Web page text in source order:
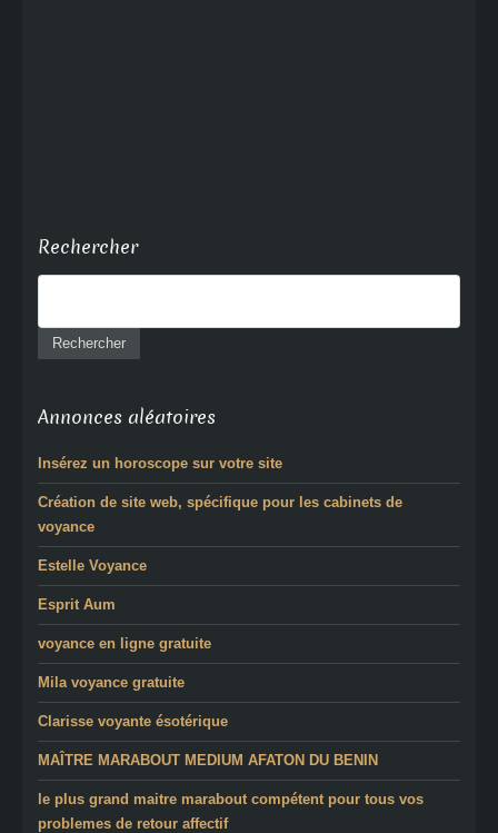
Rechercher
Annonces aléatoires
Insérez un horoscope sur votre site
Création de site web, spécifique pour les cabinets de
voyance
Estelle Voyance
Esprit Aum
voyance en ligne gratuite
Mila voyance gratuite
Clarisse voyante ésotérique
MAÎTRE MARABOUT MEDIUM AFATON DU BENIN
le plus grand maitre marabout compétent pour tous vos
problemes de retour affectif